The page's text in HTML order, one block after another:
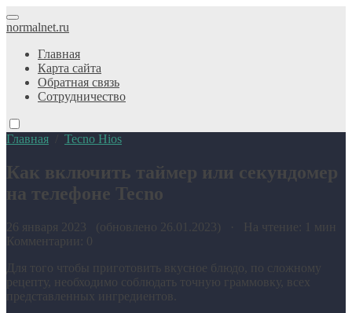
normalnet.ru
Главная
Карта сайта
Обратная связь
Сотрудничество
Главная Tecno Hios
Как включить таймер или секундомер
на телефоне Tecno
26 января 2023 (обновлено 26.01.2023) · На чтение: 1 мин
Комментарии: 0
Для того чтобы приготовить вкусное блюдо, по сложному
рецепту, необходимо соблюдать точную граммовку, всех
представленных ингредиентов.